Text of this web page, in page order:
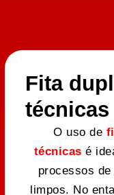
Fita
O uso de
técnicas é
processos
limpos. No